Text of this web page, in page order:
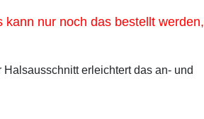
nur noch das bestellt werden,
erleichtert das an- und